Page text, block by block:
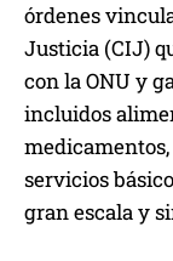
órdenes
Justicia (CIJ)
con la ONU y
incluidos
servicios
gran escala y